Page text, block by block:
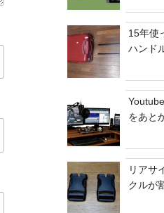
15年使
ハンド
をあと
リアサ
クルが